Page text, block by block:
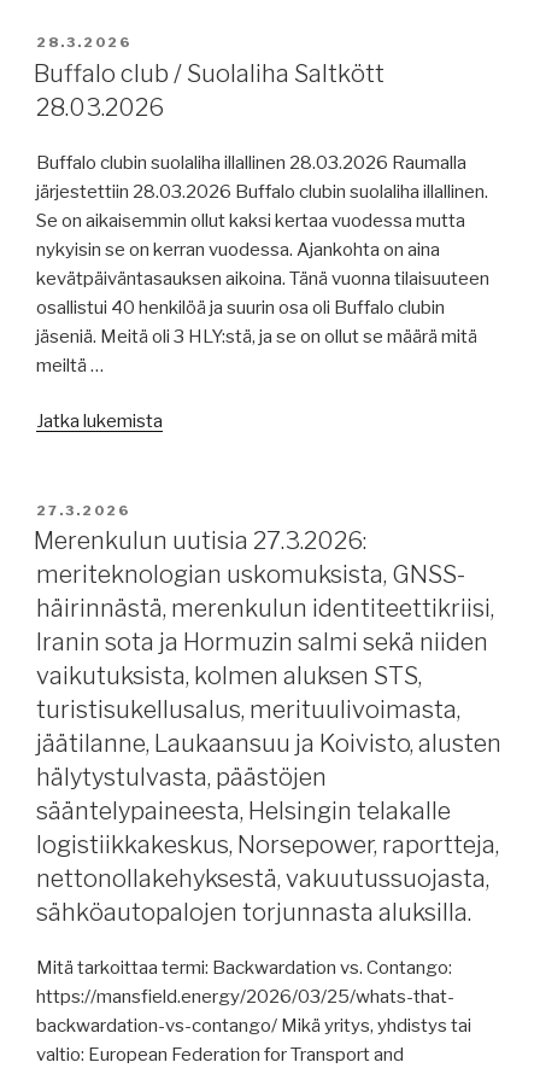
Iranin
sota
sen
kustannukset
/
vaikutukset,
Rederi
Ab
Eckerö,
Maritime,
raportteja
ja
tutkimuksia,
öljyshokista,
IMO
MEPC84,
sääriskeistä,
Venäjän
öljynvientikyvystä,
huthihyökkäys.”
JULKAISTU
28.3.2026
Buffalo club / Suolaliha Saltkött
28.03.2026
Buffalo clubin suolaliha illallinen 28.03.2026 Raumalla
järjestettiin 28.03.2026 Buffalo clubin suolaliha illallinen.
Se on aikaisemmin ollut kaksi kertaa vuodessa mutta
nykyisin se on kerran vuodessa. Ajankohta on aina
kevätpäiväntasauksen aikoina. Tänä vuonna tilaisuuteen
osallistui 40 henkilöä ja suurin osa oli Buffalo clubin
jäseniä. Meitä oli 3 HLY:stä, ja se on ollut se määrä mitä
meiltä …
Jatka lukemista
Saltkött
28.03.2026”
JULKAISTU
27.3.2026
Merenkulun uutisia 27.3.2026:
meriteknologian uskomuksista, GNSS-
häirinnästä, merenkulun identiteettikriisi,
Iranin sota ja Hormuzin salmi sekä niiden
vaikutuksista, kolmen aluksen STS,
turistisukellusalus, merituulivoimasta,
jäätilanne, Laukaansuu ja Koivisto, alusten
hälytystulvasta, päästöjen
sääntelypaineesta, Helsingin telakalle
logistiikkakeskus, Norsepower, raportteja,
nettonollakehyksestä, vakuutussuojasta,
sähköautopalojen torjunnasta aluksilla.
Mitä tarkoittaa termi: Backwardation vs. Contango:
https://mansfield.energy/2026/03/25/whats-that-
backwardation-vs-contango/ Mikä yritys, yhdistys tai
valtio: European Federation for Transport and